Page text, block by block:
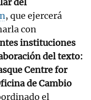
del
, que ejercerá
con
instituciones
del texto:
Centre for
de Cambio
el